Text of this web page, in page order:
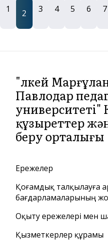
1 2 3 4 5 6 7
"Әлкей
Павлодар
құзыреттер
беру орталығы
Ережелер
Қоғамдық талқылауға
бағдарламаларының
Оқыту ережелері мен
Қызметкерлер құрамы